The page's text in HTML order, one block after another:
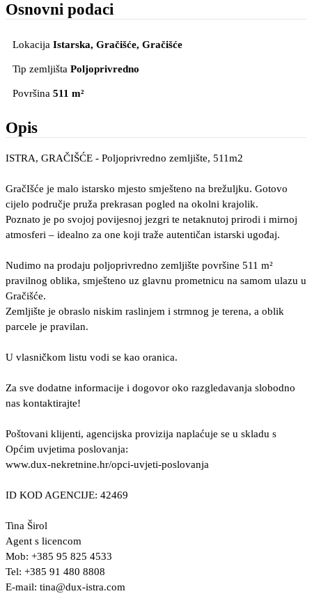
Osnovni podaci
Lokacija Istarska, Gračišće, Gračišće
Tip zemljišta Poljoprivredno
Površina 511 m²
Opis
ISTRA, GRAČIŠĆE - Poljoprivredno zemljište, 511m2
GračIšće je malo istarsko mjesto smješteno na brežuljku. Gotovo
cijelo područje pruža prekrasan pogled na okolni krajolik.
Poznato je po svojoj povijesnoj jezgri te netaknutoj prirodi i mirnoj
atmosferi – idealno za one koji traže autentičan istarski ugođaj.
Nudimo na prodaju poljoprivredno zemljište površine 511 m²
pravilnog oblika, smješteno uz glavnu prometnicu na samom ulazu u
Gračišće.
Zemljište je obraslo niskim raslinjem i strmnog je terena, a oblik
parcele je pravilan.
U vlasničkom listu vodi se kao oranica.
Za sve dodatne informacije i dogovor oko razgledavanja slobodno
nas kontaktirajte!
Poštovani klijenti, agencijska provizija naplaćuje se u skladu s
Općim uvjetima poslovanja:
www.dux-nekretnine.hr/opci-uvjeti-poslovanja
ID KOD AGENCIJE: 42469
Tina Širol
Agent s licencom
Mob: +385 95 825 4533
Tel: +385 91 480 8808
E-mail: tina@dux-istra.com